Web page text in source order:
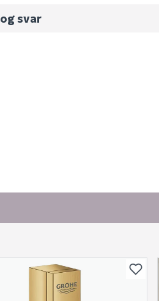
svar
svaret vil bli vist her etter at